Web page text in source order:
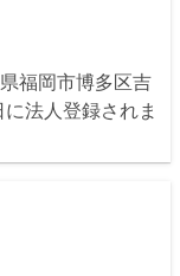
福岡市博多区吉
法人登録されま